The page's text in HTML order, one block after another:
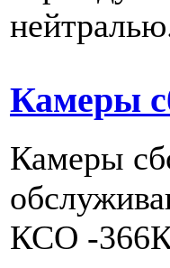
Камеры
Камеры
КСО -366К